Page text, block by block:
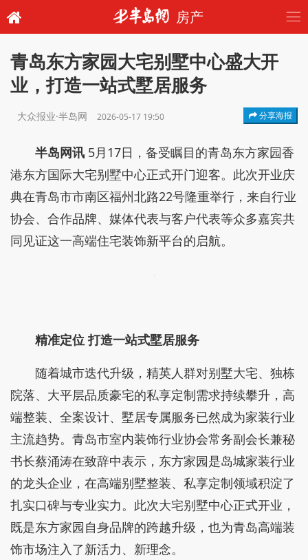
房产
青岛东方家园大宅别墅中心盛大开
业，打造一站式墅居服务‌
大众报业·半岛网 2026-05-17 19:50 分享海报
半岛网讯 5月17日，备受瞩目的青岛东方家园香
港东方国际大宅别墅中心正式开门迎客。此次开业庆
典在青岛市市南区福州北路22号隆重举行，来自行业
协会、合作品牌、媒体代表与客户代表等众多嘉宾共
同见证这一高端住宅装饰新平台的启航。
精准定位打造一站式墅居服务‌
随着城市迭代升级，精英人群对别墅大宅、独栋
院落、大平层品质豪宅的私享定制需求持续攀升，高
端整装、全案设计、墅居专属服务已然成为家装行业
主流趋势。青岛市室内装饰行业协会常务副会长兼秘
书长蔡涌涛在致辞中表示，东方家园是岛城家装行业
的龙头企业，在高端别墅整装、私享定制领域积淀了
扎实口碑与专业实力。此次大宅别墅中心正式开业，
既是东方家园自身品牌的跨越升级，也为青岛高端装
饰市场注入了新活力、新理念。